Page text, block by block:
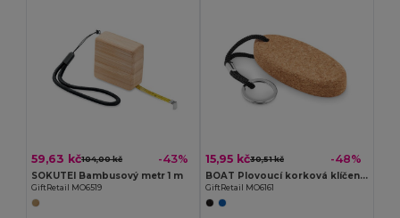
59,63 kč104,00 kč -43%
SOKUTEI Bambusový metr 1 m
GiftRetail MO6519
15,95 kč30,51 kč -48%
BOAT Plovoucí korková klíčenka
GiftRetail MO6161